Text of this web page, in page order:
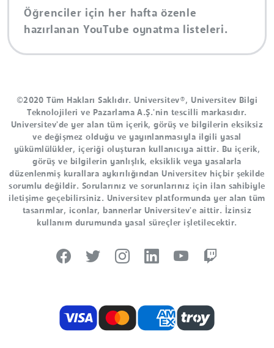
Öğrenciler için her hafta özenle
hazırlanan YouTube oynatma listeleri.
©2020 Tüm Hakları Saklıdır. Universitev®, Universitev Bilgi
Teknolojileri ve Pazarlama A.Ş.'nin tescilli markasıdır.
Universitev'de yer alan tüm içerik, görüş ve bilgilerin eksiksiz
ve değişmez olduğu ve yayınlanmasıyla ilgili yasal
yükümlülükler, içeriği oluşturan kullanıcıya aittir. Bu içerik,
görüş ve bilgilerin yanlışlık, eksiklik veya yasalarla
düzenlenmiş kurallara aykırılığından Universitev hiçbir şekilde
sorumlu değildir. Sorularınız ve sorunlarınız için ilan sahibiyle
iletişime geçebilirsiniz. Universitev platformunda yer alan tüm
tasarımlar, iconlar, bannerlar Universitev'e aittir. İzinsiz
kullanım durumunda yasal süreçler işletilecektir.